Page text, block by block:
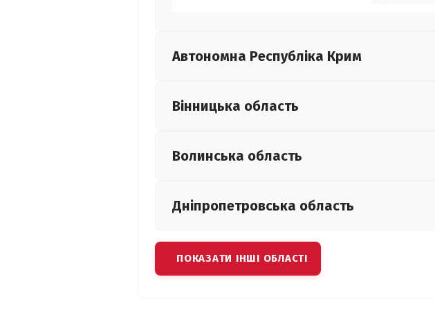
Автономна Республіка Крим
Вінницька область
Волинська область
Дніпропетровська область
ПОКАЗАТИ ІНШІ ОБЛАСТІ